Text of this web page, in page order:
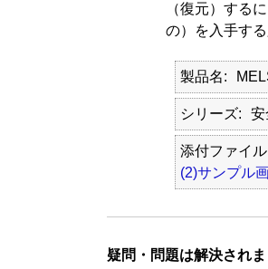
（復元）する
の）を入手す
製品名
シリーズ 安
添付ファイ
(2)サンプル
疑問・問題は解決され